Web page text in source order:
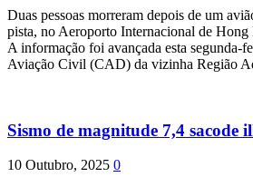
Duas pessoas morreram depois de um
pista, no Aeroporto Internacional de Hong
A informação foi avançada esta segunda-
Aviação Civil (CAD) da vizinha Região
Sismo de magnitude 7,4 sacode
10 Outubro, 2025 0